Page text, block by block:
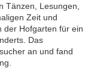
Tänzen, Lesungen,
Zeit und
der Hofgarten für ein
Das
an und fand